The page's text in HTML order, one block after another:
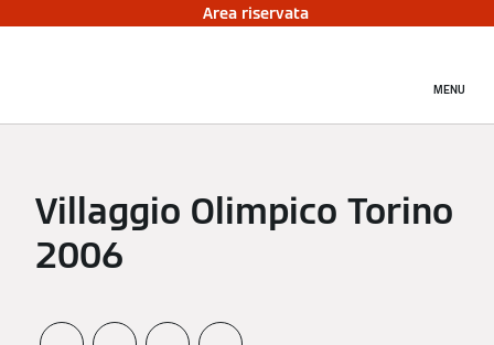
Area riservata
MENU
Villaggio Olimpico Torino
2006